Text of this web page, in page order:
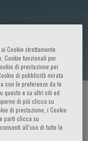
Cookie strettamente
Cookie funzionali per
di prestazione per
di pubblicità mirata
con le preferenze da te
questo e su altri siti ed
di più clicca su
di prestazione, i Cookie
parti clicca su
all’uso di tutte le